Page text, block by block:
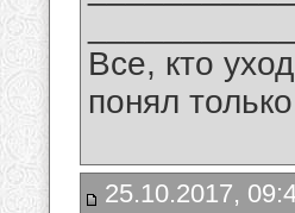
Все, кто
понял
25.10.2017,